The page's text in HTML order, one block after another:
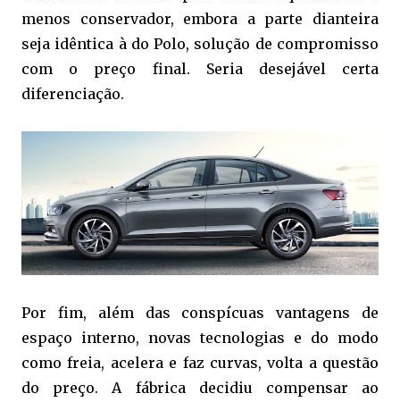
menos conservador, embora a parte dianteira
seja idêntica à do Polo, solução de compromisso
com o preço final. Seria desejável certa
diferenciação.
Por fim, além das conspícuas vantagens de
espaço interno, novas tecnologias e do modo
como freia, acelera e faz curvas, volta a questão
do preço. A fábrica decidiu compensar ao